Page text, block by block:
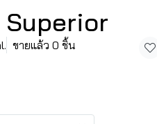
Superior
ขายแล้ว 0 ชิ้น